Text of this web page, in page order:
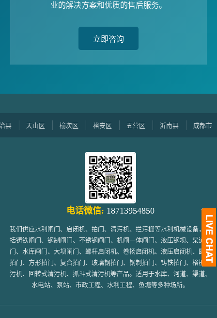
业的解决方案和优质的售后服务。
立即咨询
天山区 榆次区 裕安区 五营区 沂南县 成都市
电话微信: 18713954850
我们供应水利闸门、启闭机、拍门、清污机、拦污栅等水利机械设备，包
括铸铁闸门、钢制闸门、不锈钢闸门、机闸一体闸门、液压钢坝、渠道闸
门、水库闸门、大坝闸门、螺杆启闭机、卷扬启闭机、液压启闭机、圆形
拍门、方形拍门、复合拍门、玻璃钢拍门、钢制拍门、铸铁拍门、格栅清
污机、回转式清污机、抓斗式清污机等产品。适用于水库、河道、渠道、
水电站、泵站、市政工程、水利工程、鱼塘等多种场所。